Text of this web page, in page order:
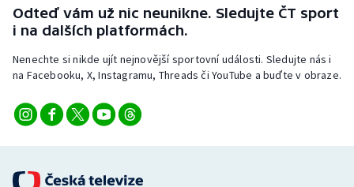
Odteď vám už nic neunikne. Sledujte ČT sport
i na dalších platformách.
Nenechte si nikde ujít nejnovější sportovní události. Sledujte nás i
na Facebooku, X, Instagramu, Threads či YouTube a buďte v obraze.